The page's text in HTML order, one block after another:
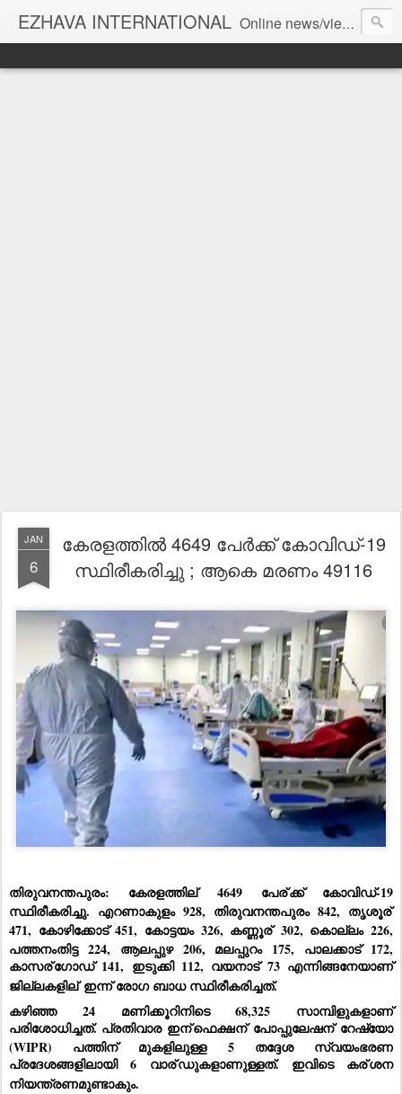
EZHAVA INTERNATIONAL Online news/views JOURNAL... Connecting the community worldwide Editorial Director: Prem Chandran
JAN
6
കേരളത്തില്‍ 4649 പേര്‍ക്ക് കോവിഡ്-19
സ്ഥിരീകരിച്ചു ; ആകെ മരണം 49116
തിരുവനന്തപുരം: കേരളത്തില് 4649 പേര്ക്ക് കോവിഡ്-19
സ്ഥിരീകരിച്ചു. എറണാകുളം 928, തിരുവനന്തപുരം 842, തൃശൂര്
471, കോഴിക്കോട് 451, കോട്ടയം 326, കണ്ണൂര് 302, കൊല്ലം 226,
പത്തനംതിട്ട 224, ആലപ്പുഴ 206, മലപ്പുറം 175, പാലക്കാട് 172,
കാസര്ഗോഡ് 141, ഇടുക്കി 112, വയനാട് 73 എന്നിങ്ങനേയാണ്
ജില്ലകളില് ഇന്ന് രോഗ ബാധ സ്ഥിരീകരിച്ചത്.
കഴിഞ്ഞ 24 മണിക്കൂറിനിടെ 68,325 സാമ്പിളുകളാണ്
പരിശോധിച്ചത്. പ്രതിവാര ഇന്ഫെക്ഷന് പോപ്പുലേഷന് റേഷ്യോ
(WIPR) പത്തിന് മുകളിലുള്ള 5 തദ്ദേശ സ്വയംഭരണ
പ്രദേശങ്ങളിലായി 6 വാര്ഡുകളാണുള്ളത്. ഇവിടെ കര്ശന
നിയന്ത്രണമുണ്ടാകും.